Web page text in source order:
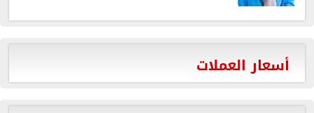
أسعار العملات